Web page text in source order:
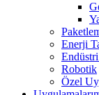
Enerji
Robotik
Özel